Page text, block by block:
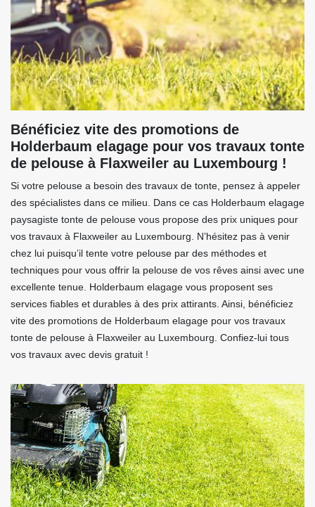
Bénéficiez vite des promotions de
Holderbaum elagage pour vos travaux tonte
de pelouse à Flaxweiler au Luxembourg !
Si votre pelouse a besoin des travaux de tonte, pensez à appeler
des spécialistes dans ce milieu. Dans ce cas Holderbaum elagage
paysagiste tonte de pelouse vous propose des prix uniques pour
vos travaux à Flaxweiler au Luxembourg. N’hésitez pas à venir
chez lui puisqu’il tente votre pelouse par des méthodes et
techniques pour vous offrir la pelouse de vos rêves ainsi avec une
excellente tenue. Holderbaum elagage vous proposent ses
services fiables et durables à des prix attirants. Ainsi, bénéficiez
vite des promotions de Holderbaum elagage pour vos travaux
tonte de pelouse à Flaxweiler au Luxembourg. Confiez-lui tous
vos travaux avec devis gratuit !